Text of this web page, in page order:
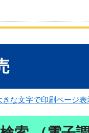
きな文字で印刷ページ表